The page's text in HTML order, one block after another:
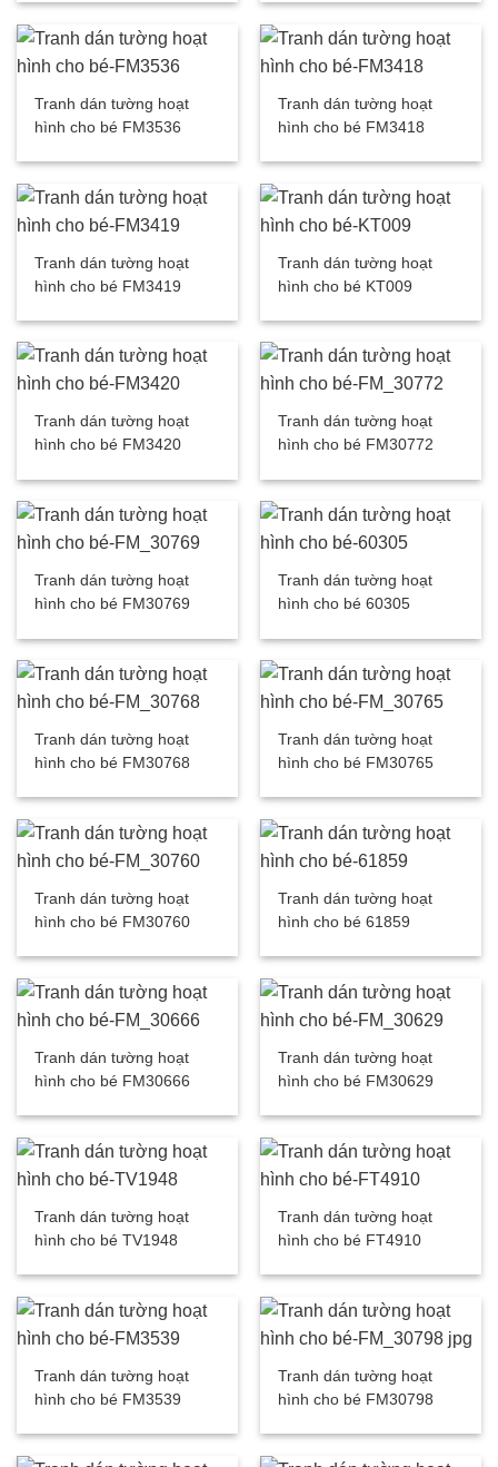
Tranh dán tường hoạt
hình cho bé FM3536
Tranh dán tường hoạt
hình cho bé FM3418
Tranh dán tường hoạt
hình cho bé FM3419
Tranh dán tường hoạt
hình cho bé KT009
Tranh dán tường hoạt
hình cho bé FM3420
Tranh dán tường hoạt
hình cho bé FM30772
Tranh dán tường hoạt
hình cho bé FM30769
Tranh dán tường hoạt
hình cho bé 60305
Tranh dán tường hoạt
hình cho bé FM30768
Tranh dán tường hoạt
hình cho bé FM30765
Tranh dán tường hoạt
hình cho bé FM30760
Tranh dán tường hoạt
hình cho bé 61859
Tranh dán tường hoạt
hình cho bé FM30666
Tranh dán tường hoạt
hình cho bé FM30629
Tranh dán tường hoạt
hình cho bé TV1948
Tranh dán tường hoạt
hình cho bé FT4910
Tranh dán tường hoạt
hình cho bé FM3539
Tranh dán tường hoạt
hình cho bé FM30798